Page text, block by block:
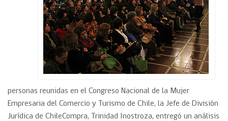
personas reunidas en el Congreso Nacional de la Mujer
Empresaria del Comercio y Turismo de Chile, la Jefe de División
Jurídica de ChileCompra, Trinidad Inostroza, entregó un análisis